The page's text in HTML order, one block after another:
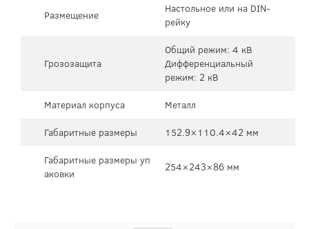
Размещение
Настольное или на DIN-
рейку
Грозозащита
Общий режим: 4 кВ
Дифференциальный
режим: 2 кВ
Материал корпуса
Металл
Габаритные размеры
152.9×110.4×42 мм
Габаритные размеры уп
аковки
254×243×86 мм